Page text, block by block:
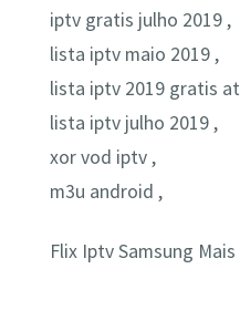
iptv gratis julho 2019 ,
lista iptv maio 2019 ,
lista iptv 2019 gratis
lista iptv julho 2019 ,
xor vod iptv ,
m3u android ,
Flix Iptv Samsung